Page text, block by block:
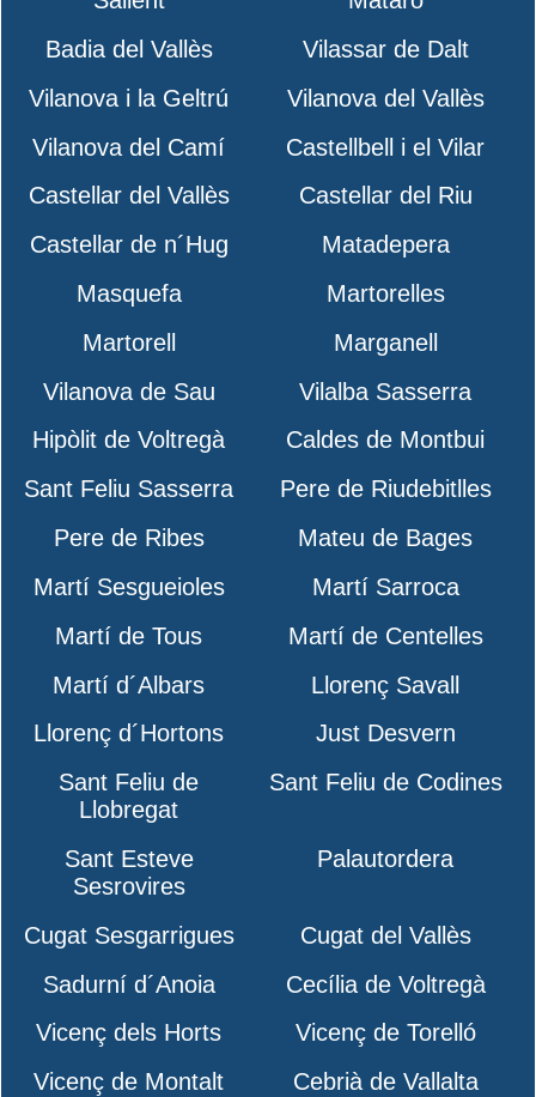
Badia del Vallès
Vilassar de Dalt
Vilanova i la Geltrú
Vilanova del Vallès
Vilanova del Camí
Castellbell i el Vilar
Castellar del Vallès
Castellar del Riu
Castellar de n´Hug
Matadepera
Masquefa
Martorelles
Martorell
Marganell
Vilanova de Sau
Vilalba Sasserra
Hipòlit de Voltregà
Caldes de Montbui
Sant Feliu Sasserra
Pere de Riudebitlles
Pere de Ribes
Mateu de Bages
Martí Sesgueioles
Martí Sarroca
Martí de Tous
Martí de Centelles
Martí d´Albars
Llorenç Savall
Llorenç d´Hortons
Just Desvern
Sant Feliu de
Llobregat
Sant Feliu de Codines
Sant Esteve
Sesrovires
Palautordera
Cugat Sesgarrigues
Cugat del Vallès
Sadurní d´Anoia
Cecília de Voltregà
Vicenç dels Horts
Vicenç de Torelló
Vicenç de Montalt
Cebrià de Vallalta